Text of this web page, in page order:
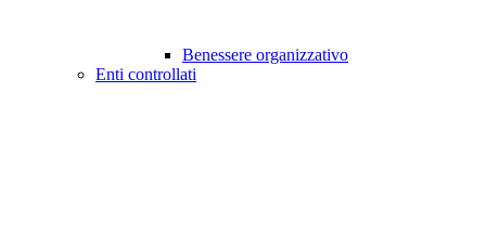
Benessere organizzativo
Enti controllati